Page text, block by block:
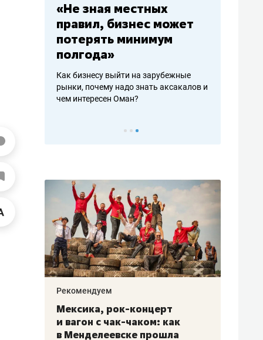
«Не зная местных
правил, бизнес может
потерять минимум
полгода»
Как бизнесу выйти на зарубежные
рынки, почему надо знать аксакалов и
чем интересен Оман?
Рекомендуем
Мексика, рок-концерт
и вагон с чак-чаком: как
в Менделеевске прошла